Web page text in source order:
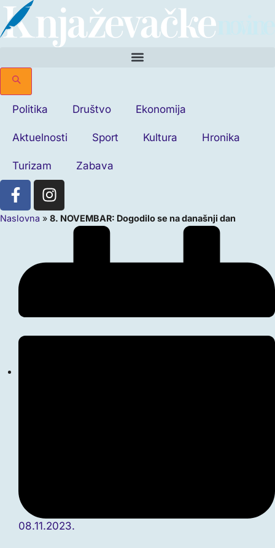
Politika Društvo Ekonomija
Aktuelnosti Sport Kultura Hronika
Turizam Zabava
Naslovna » 8. NOVEMBAR: Dogodilo se na današnji dan
08.11.2023.